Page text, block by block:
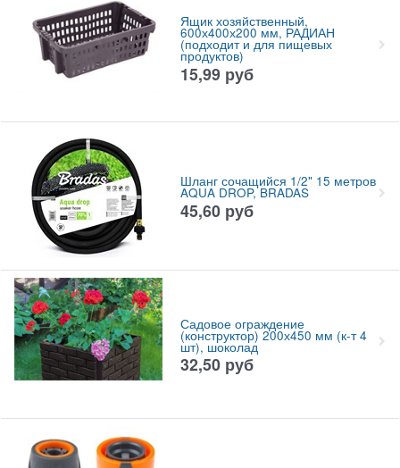
Ящик хозяйственный,
600х400х200 мм, РАДИАН
(подходит и для пищевых
продуктов)
15,99 руб
Шланг сочащийся 1/2" 15 метров
AQUA DROP, BRADAS
45,60 руб
Садовое ограждение
(конструктор) 200х450 мм (к-т 4
шт), шоколад
32,50 руб